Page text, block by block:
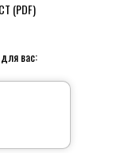
(PDF)
вас: